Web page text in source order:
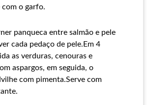
o garfo.
panqueca entre salmão e pele
cada pedaço de pele.Em 4
as verduras, cenouras e
aspargos, em seguida, o
com pimenta.Serve com